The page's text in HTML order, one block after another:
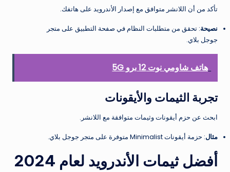
تأكد من أن اللانشر متوافق مع إصدار الأندرويد على هاتفك.
نصيحة: تحقق من متطلبات النظام في صفحة التطبيق على متجر
جوجل بلاي.
هاتف شاومي نوت 12 برو 5G
تجربة الثيمات والأيقونات
ابحث عن حزم أيقونات وثيمات متوافقة مع اللانشر.
مثال: حزمة أيقونات Minimalist متوفرة على متجر جوجل بلاي.
أفضل ثيمات الأندرويد لعام 2024